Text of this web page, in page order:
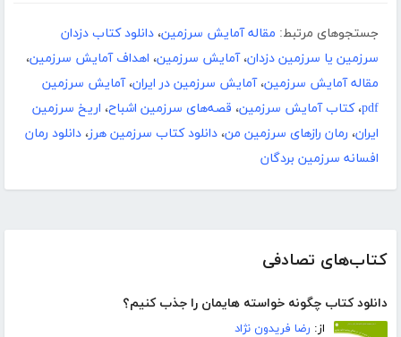
کتاب‌های تصادفی
دانلود کتاب چگونه خواسته هایمان را جذب کنیم؟
از: رضا فریدون نژاد
جستجوهای مرتبط: مقاله آمایش سرزمین، دانلود کتاب دزدان
سرزمین یا سرزمین دزدان،آمایش سرزمین، اهداف آمایش سرزمین،
مقاله آمایش سرزمین،آمایش سرزمین در ایران،آمایش سرزمین
pdf،کتاب آمایش سرزمین، قصه‌های سرزمین اشباح، اریخ سرزمین
ایران، رمان رازهای سرزمین من، دانلود کتاب سرزمین هرز، دانلود رمان
افسانه سرزمین بردگان